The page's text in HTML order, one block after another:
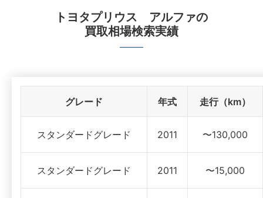
トヨタプリウス アルファの
買取相場検索実績
グレード 年式 走行（km）
スタンダードグレード 2011 〜130,000
スタンダードグレード 2011 〜15,000